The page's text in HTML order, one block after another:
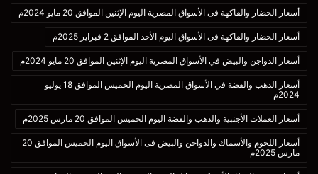
أسعار الخضار والفاكهة فى الأسواق المصرية اليوم الإثنين الموافق 20 مايو 2024م
أسعار الخضار والفاكهة فى الأسواق اليوم الأحد الموافق 2 فبراير 2025م
أسعار الدواجن والبيض في الأسواق المصرية اليوم الإثنين الموافق 20 مايو 2024م
أسعار الذهب والفضة في الأسواق المصرية اليوم الخميس الموافق 18 يوليو
2024م
أسعار العملات الأجنبية والذهب والفضة اليوم الخميس الموافق 20 مارس 2025م
أسعار اللحوم والأسماك والدواجن والبيض فى الأسواق اليوم الخميس الموافق 20
مارس 2025م